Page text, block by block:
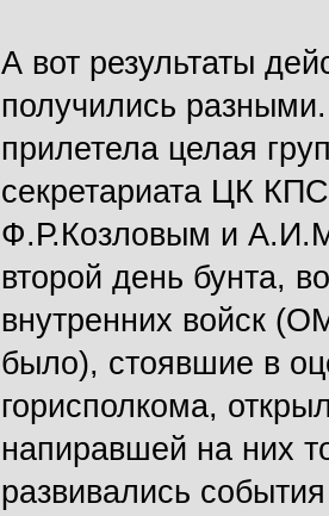
А вот результаты
получились
прилетела целая
секретариата ЦК
Ф.Р.Козловым и
второй день бунта,
внутренних войск
было), стоявшие в
горисполкома,
напиравшей на них
развивались